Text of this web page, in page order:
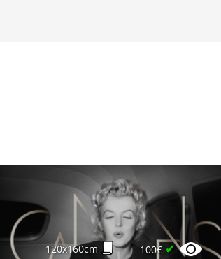
120x160cm 100€ ✔